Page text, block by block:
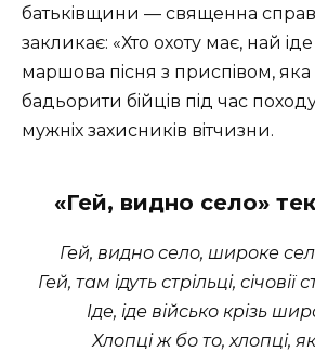
батькiвщини — священна
закликає:
Хто охоту має, най
маршова пiсня з приспiвом,
бадьорити бiйцiв пiд час
мужнiх захисникiв вiтчизни.
«Гей, видно село»
Гей, видно село, широке
Гей, там ідуть стрільці, січовії
Іде, іде військо крізь
Хлопці ж бо то, хлопці,